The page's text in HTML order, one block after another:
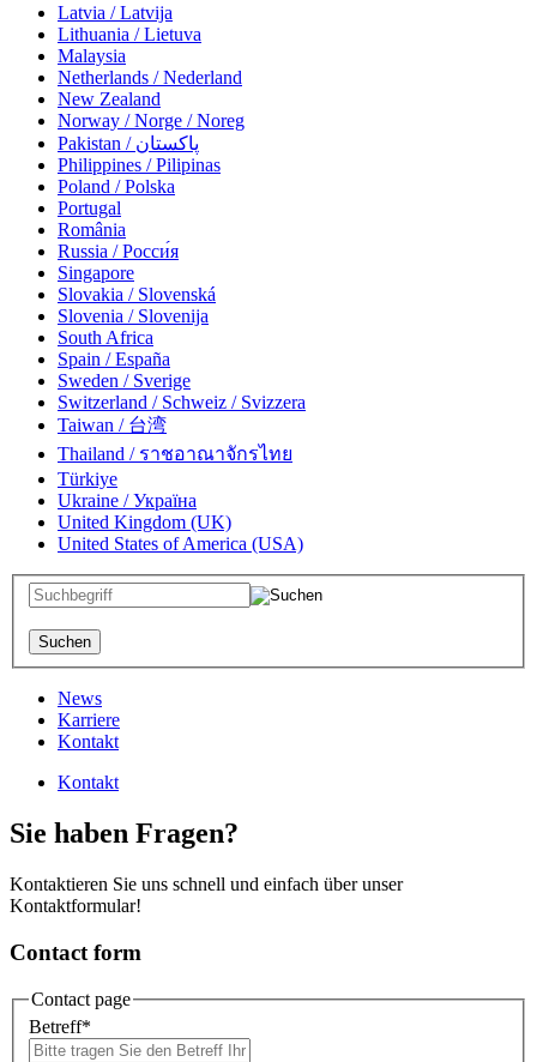
Latvia / Latvija
Lithuania / Lietuva
Malaysia
Netherlands / Nederland
New Zealand
Norway / Norge / Noreg
Pakistan / پاکستان
Philippines / Pilipinas
Poland / Polska
Portugal
România
Russia / Росси́я
Singapore
Slovakia / Slovenská
Slovenia / Slovenija
South Africa
Spain / España
Sweden / Sverige
Switzerland / Schweiz / Svizzera
Taiwan / 台湾
Thailand / ราชอาณาจักรไทย
Türkiye
Ukraine / Україна
United Kingdom (UK)
United States of America (USA)
News
Karriere
Kontakt
Kontakt
Sie haben Fragen?
Kontaktieren Sie uns schnell und einfach über unser
Kontaktformular!
Contact form
Contact page
Betreff*